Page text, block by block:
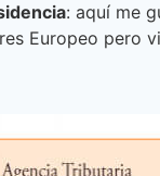
: aquí me
Europeo pero